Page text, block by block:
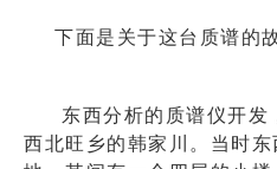
下面是关于这台质谱的
东西分析的质谱仪开发
西北旺乡的韩家川。当时